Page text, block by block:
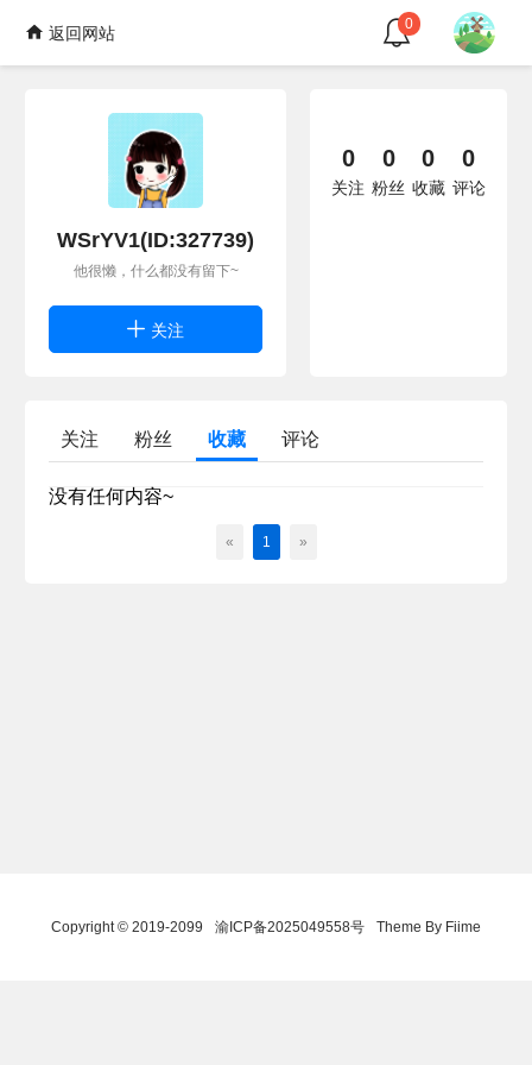
返回网站 0
WSrYV1(ID:327739)
他很懒，什么都没有留下~
关注
0
关注
0
粉丝
0
收藏
0
评论
关注 粉丝 收藏 评论
没有任何内容~
« 1 »
Copyright © 2019-2099 渝ICP备2025049558号 Theme By Fiime